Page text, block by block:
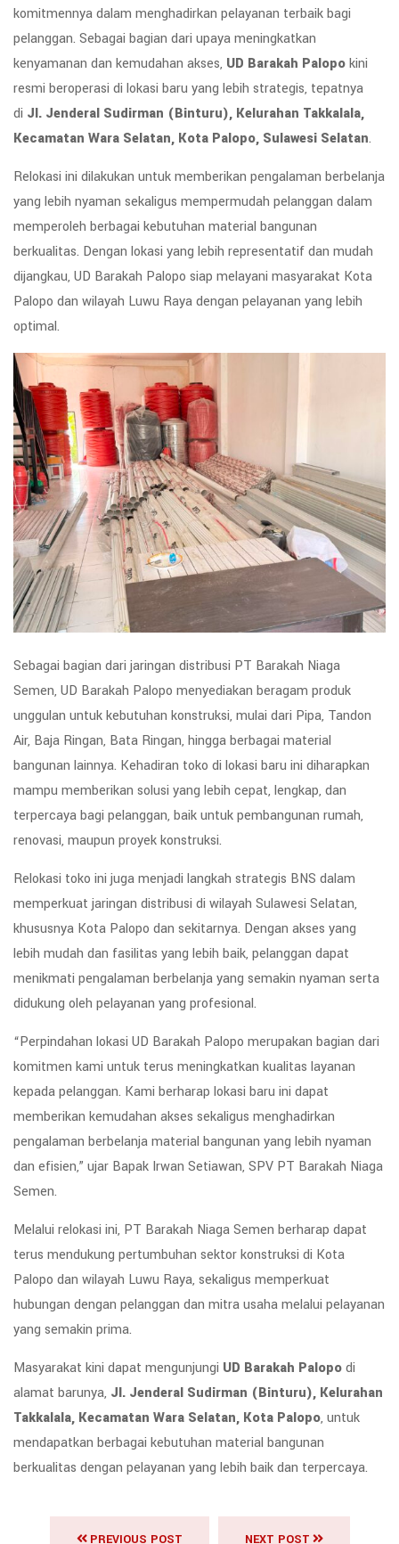
komitmennya dalam menghadirkan pelayanan terbaik bagi
pelanggan. Sebagai bagian dari upaya meningkatkan
kenyamanan dan kemudahan akses, UD Barakah Palopokini
resmi beroperasi di lokasi baru yang lebih strategis, tepatnya
di Jl. Jenderal Sudirman (Binturu), Kelurahan Takkalala,
Kecamatan Wara Selatan, Kota Palopo, Sulawesi Selatan.
Relokasi ini dilakukan untuk memberikan pengalaman berbelanja
yang lebih nyaman sekaligus mempermudah pelanggan dalam
memperoleh berbagai kebutuhan material bangunan
berkualitas. Dengan lokasi yang lebih representatif dan mudah
dijangkau, UD Barakah Palopo siap melayani masyarakat Kota
Palopo dan wilayah Luwu Raya dengan pelayanan yang lebih
optimal.
Sebagai bagian dari jaringan distribusi PT Barakah Niaga
Semen, UD Barakah Palopo menyediakan beragam produk
unggulan untuk kebutuhan konstruksi, mulai dari Pipa, Tandon
Air, Baja Ringan, Bata Ringan, hingga berbagai material
bangunan lainnya. Kehadiran toko di lokasi baru ini diharapkan
mampu memberikan solusi yang lebih cepat, lengkap, dan
terpercaya bagi pelanggan, baik untuk pembangunan rumah,
renovasi, maupun proyek konstruksi.
Relokasi toko ini juga menjadi langkah strategis BNS dalam
memperkuat jaringan distribusi di wilayah Sulawesi Selatan,
khususnya Kota Palopo dan sekitarnya. Dengan akses yang
lebih mudah dan fasilitas yang lebih baik, pelanggan dapat
menikmati pengalaman berbelanja yang semakin nyaman serta
didukung oleh pelayanan yang profesional.
“Perpindahan lokasi UD Barakah Palopo merupakan bagian dari
komitmen kami untuk terus meningkatkan kualitas layanan
kepada pelanggan. Kami berharap lokasi baru ini dapat
memberikan kemudahan akses sekaligus menghadirkan
pengalaman berbelanja material bangunan yang lebih nyaman
dan efisien,” ujar Bapak Irwan Setiawan, SPV PT Barakah Niaga
Semen.
Melalui relokasi ini, PT Barakah Niaga Semen berharap dapat
terus mendukung pertumbuhan sektor konstruksi di Kota
Palopo dan wilayah Luwu Raya, sekaligus memperkuat
hubungan dengan pelanggan dan mitra usaha melalui pelayanan
yang semakin prima.
Masyarakat kini dapat mengunjungi UD Barakah Palopodi
alamat barunya, Jl. Jenderal Sudirman (Binturu), Kelurahan
Takkalala, Kecamatan Wara Selatan, Kota Palopo, untuk
mendapatkan berbagai kebutuhan material bangunan
berkualitas dengan pelayanan yang lebih baik dan terpercaya.
PREVIOUS POST NEXT POST